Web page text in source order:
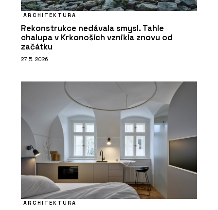
ARCHITEKTURA
Rekonstrukce nedávala smysl. Tahle
chalupa v Krkonoších vznikla znovu od
začátku
27. 5. 2026
ARCHITEKTURA